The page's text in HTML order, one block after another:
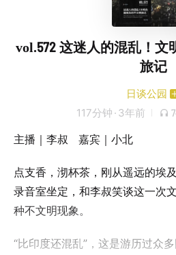
vol.572 这迷人的混乱！文
旅记
日谈公园
117分钟 · 3年前
主播｜李叔 嘉宾｜小北
点支香，沏杯茶，刚从遥远的埃
录音室坐定，和李叔笑谈这一次
种不文明现象。
“比印度还混乱”，这是游历过众